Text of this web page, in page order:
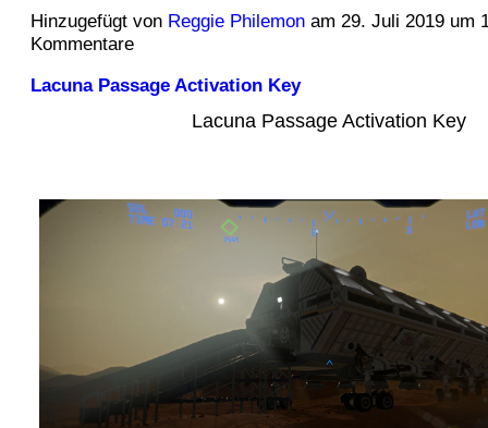
Hinzugefügt von Reggie Philemonam 29. Juli 2019 um
Kommentare
Lacuna Passage Activation Key
Lacuna Passage Activation Key